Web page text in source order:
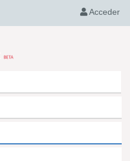
Acceder